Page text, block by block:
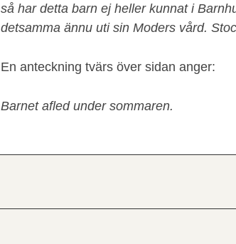
så har detta barn ej heller kunnat i
detsamma ännu uti sin Moders vård.
En anteckning tvärs över sidan anger:
Barnet afled under sommaren.